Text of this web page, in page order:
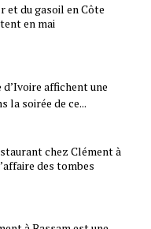
et du gasoil en Côte
en mai
affichent une
la soirée de ce...
chez Clément à
des tombes